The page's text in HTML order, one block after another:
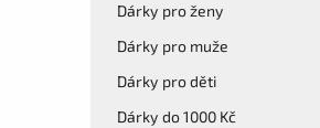
Dárky pro ženy
Dárky pro muže
Dárky pro děti
Dárky do 1000 Kč